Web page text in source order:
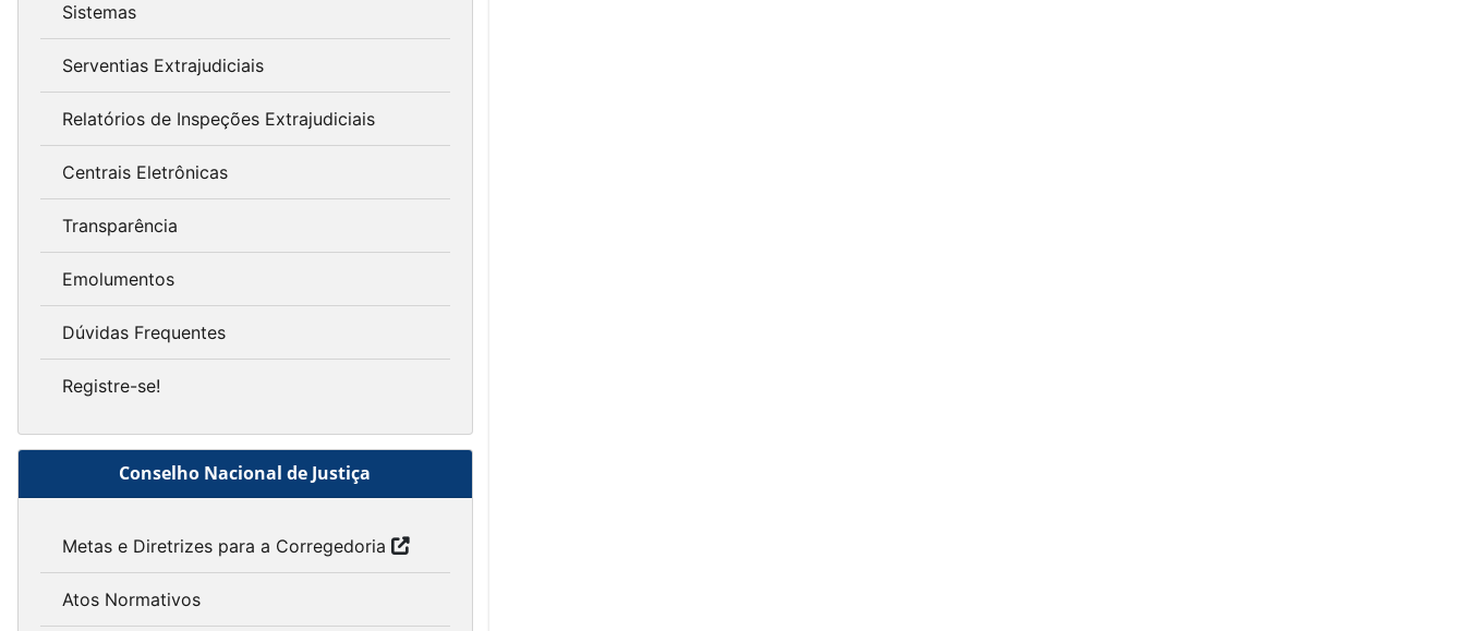
Sistemas
Serventias Extrajudiciais
Relatórios de Inspeções Extrajudiciais
Centrais Eletrônicas
Transparência
Emolumentos
Dúvidas Frequentes
Registre-se!
Conselho Nacional de Justiça
Metas e Diretrizes para a Corregedoria
Atos Normativos